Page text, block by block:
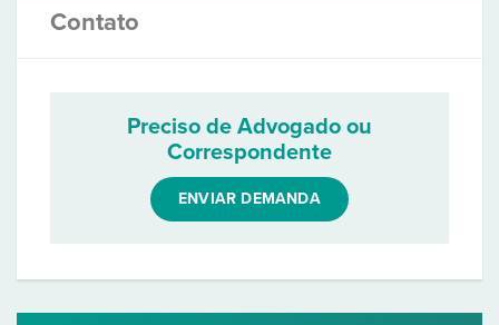
Contato
Preciso de Advogado ou
Correspondente
ENVIAR DEMANDA